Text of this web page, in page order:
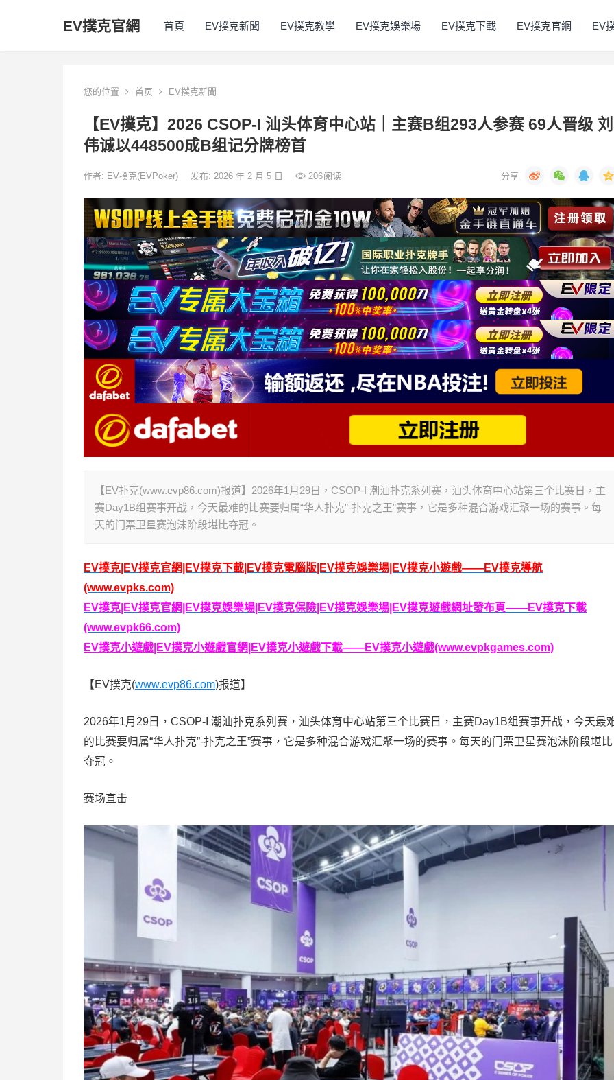
EV撲克官網 首頁 EV撲克新聞 EV撲克教學 EV撲克娛樂場 EV撲克下載 EV撲克官網 EV
您的位置 首页 EV撲克新聞
【EV撲克】2026 CSOP-I 汕头体育中心站｜主赛B组293人参赛 69人晋级 刘
伟诚以448500成B组记分牌榜首
作者: EV撲克(EVPoker) 发布: 2026 年 2 月 5 日 206阅读
【EV扑克(www.evp86.com)报道】2026年1月29日，CSOP-I 潮汕扑克系列赛，汕头体育中心站第三个比赛日，主
赛Day1B组赛事开战，今天最难的比赛要归属“华人扑克”-扑克之王”赛事，它是多种混合游戏汇聚一场的赛事。每
天的门票卫星赛泡沫阶段堪比夺冠。
EV撲克|EV撲克官網|EV撲克下載|EV撲克電腦版|EV撲克娛樂場|EV撲克小遊戲——EV撲克導航
(www.evpks.com)
EV撲克|EV撲克官網|EV撲克娛樂場|EV撲克保險|EV撲克娛樂場|EV撲克遊戲網址發布頁——EV撲克下載
(www.evpk66.com)
EV撲克小遊戲|EV撲克小遊戲官網|EV撲克小遊戲下載——EV撲克小遊戲(www.evpkgames.com)
【EV撲克(www.evp86.com)报道】
2026年1月29日，CSOP-I 潮汕扑克系列赛，汕头体育中心站第三个比赛日，主赛Day1B组赛事开战，今天最
的比赛要归属“华人扑克”-扑克之王”赛事，它是多种混合游戏汇聚一场的赛事。每天的门票卫星赛泡沫阶段堪比
夺冠。
赛场直击